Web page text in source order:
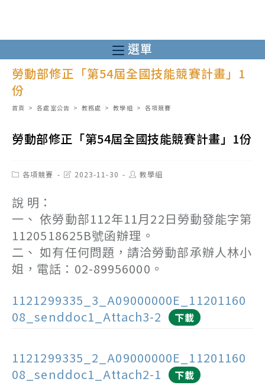
至
主
內
選單
勞動部修正「第54屆全國技能競賽計畫」1
份
首頁 > 各處室公告 > 教務處 > 教學組 > 各項競賽
勞動部修正「第54屆全國技能競賽計畫」1份
Post各項競賽
Post2023-11-30
Post教學組
說 明：
一、 依勞動部112年11月22日勞動發能字第
1120518625B號函辦理。
二、 如有任何問題，請洽勞動部承辦人林小
姐，電話：02-89956000。
1121299335_3_A09000000E_11201160
08_senddoc1_Attach3-2
下載
1121299335_2_A09000000E_11201160
08_senddoc1_Attach2-1
下載